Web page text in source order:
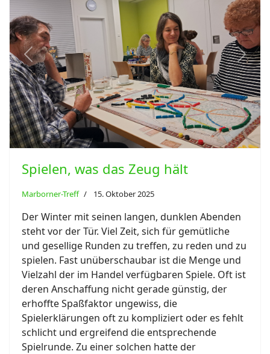
Previous Next
Spielen, was das Zeug hält
Marborner-Treff 15. Oktober 2025
Der Winter mit seinen langen, dunklen Abenden
steht vor der Tür. Viel Zeit, sich für gemütliche
und gesellige Runden zu treffen, zu reden und zu
spielen. Fast unüberschaubar ist die Menge und
Vielzahl der im Handel verfügbaren Spiele. Oft ist
deren Anschaffung nicht gerade günstig, der
erhoffte Spaßfaktor ungewiss, die
Spielerklärungen oft zu kompliziert oder es fehlt
schlicht und ergreifend die entsprechende
Spielrunde. Zu einer solchen hatte der
anzeigen